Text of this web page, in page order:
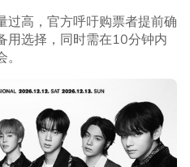
过高，官方呼吁购票者提前确
用选择，同时需在10分钟内